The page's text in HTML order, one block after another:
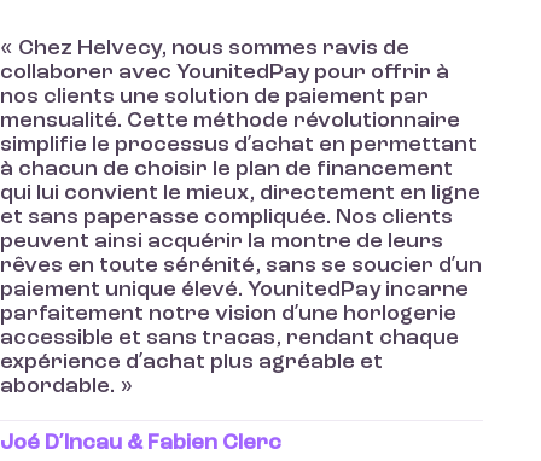
« Chez Helvecy, nous sommes ravis de
collaborer avec YounitedPay pour offrir à
nos clients une solution de paiement par
mensualité. Cette méthode révolutionnaire
simplifie le processus d’achat en permettant
à chacun de choisir le plan de financement
qui lui convient le mieux, directement en ligne
et sans paperasse compliquée. Nos clients
peuvent ainsi acquérir la montre de leurs
rêves en toute sérénité, sans se soucier d’un
paiement unique élevé. YounitedPay incarne
parfaitement notre vision d’une horlogerie
accessible et sans tracas, rendant chaque
expérience d’achat plus agréable et
abordable. »
Joé D’Incau & Fabien Clerc